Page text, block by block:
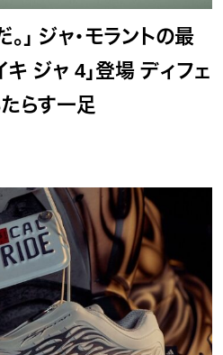
」 ジャ・モラントの最
ジャ 4」登場 ディフェ
らす一足